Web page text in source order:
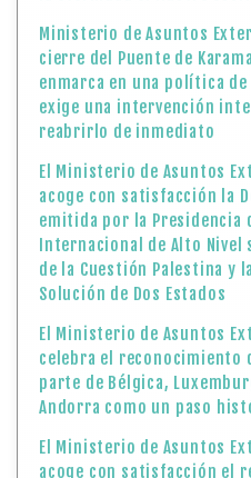
Ministerio de Asuntos
cierre del Puente de
enmarca en una política
exige una intervención
reabrirlo de inmediato
El Ministerio de Asuntos
acoge con satisfacción la
emitida por la Presidencia
Internacional de Alto
de la Cuestión Palestina y
Solución de Dos Estados
El Ministerio de Asuntos
celebra el reconocimiento
parte de Bélgica,
Andorra como un paso
El Ministerio de Asuntos
acoge con satisfacción el